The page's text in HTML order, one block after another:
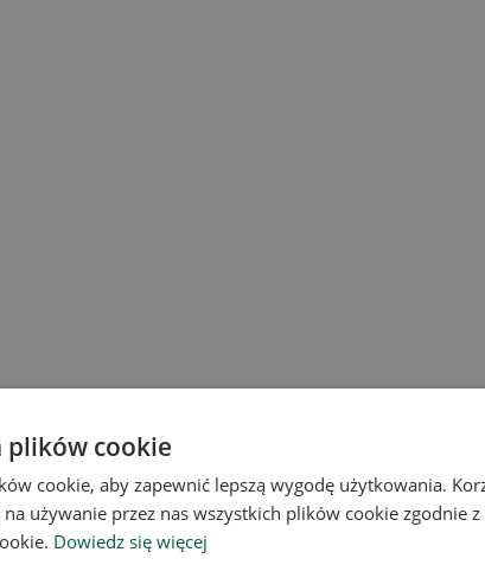
plików cookie
cookie, aby zapewnić lepszą wygodę użytkowania.
używanie przez nas wszystkich plików cookie zgodnie
Dowiedz się więcej